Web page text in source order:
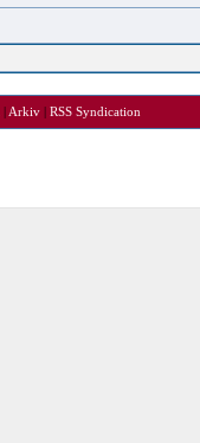
| Arkiv |RSS Syndication